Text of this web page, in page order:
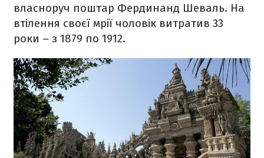
власноруч поштар Фердинанд Шеваль. На
втілення своєї мрії чоловік витратив 33
роки – з 1879 по 1912.